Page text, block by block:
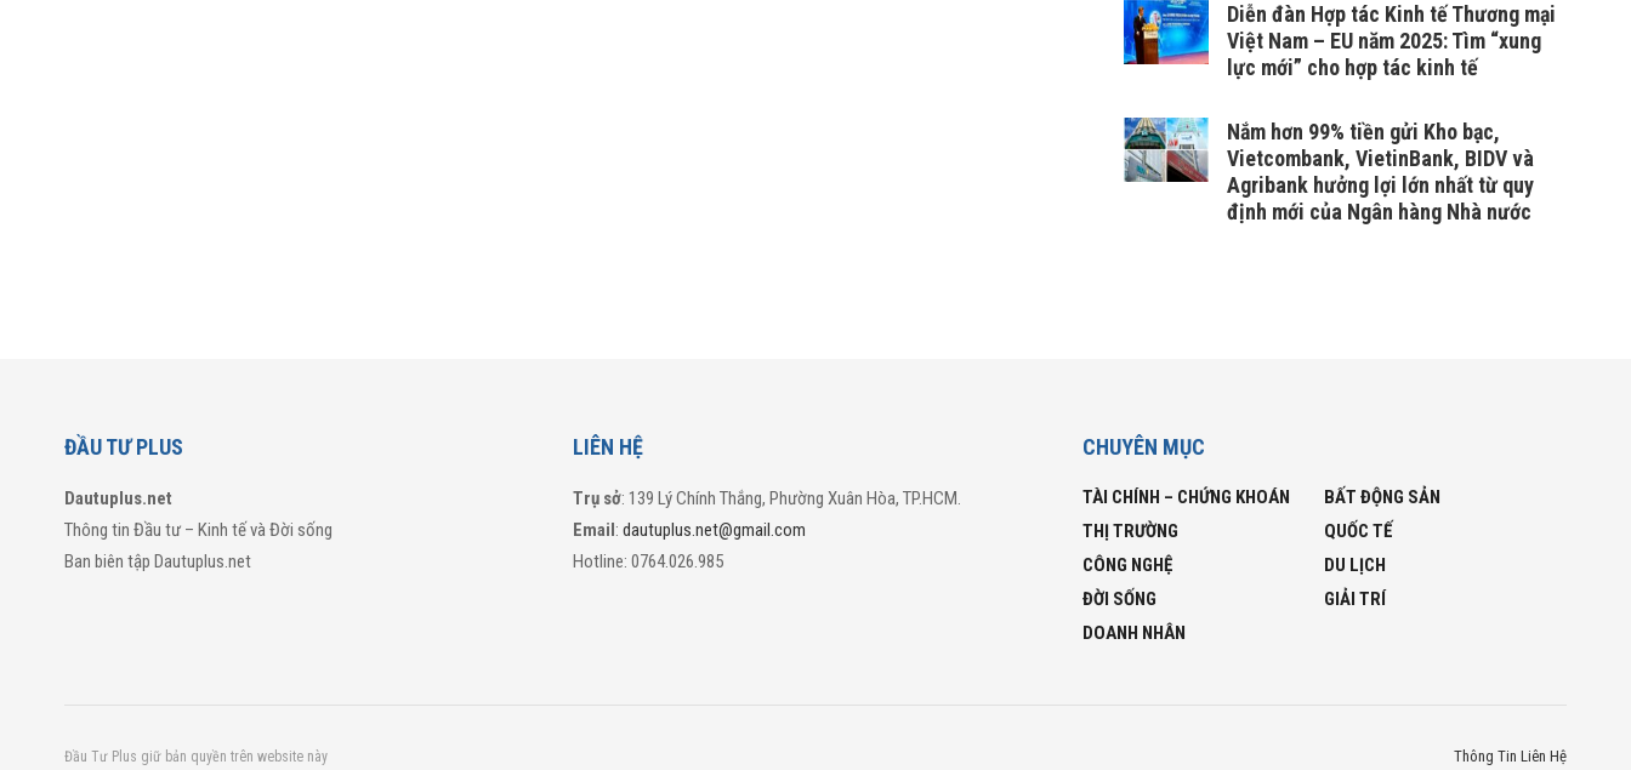
Diễn đàn Hợp tác Kinh tế Thương mại
Việt Nam – EU năm 2025: Tìm “xung
lực mới” cho hợp tác kinh tế
Nắm hơn 99% tiền gửi Kho bạc,
Vietcombank, VietinBank, BIDV và
Agribank hưởng lợi lớn nhất từ quy
định mới của Ngân hàng Nhà nước
ĐẦU TƯ PLUS
Dautuplus.net
Thông tin Đầu tư – Kinh tế và Đời sống
Ban biên tập Dautuplus.net
LIÊN HỆ
Trụ sở: 139 Lý Chính Thắng, Phường Xuân Hòa, TP.HCM.
Email:dautuplus.net@gmail.com
Hotline: 0764.026.985
CHUYÊN MỤC
TÀI CHÍNH – CHỨNG KHOÁN
BẤT ĐỘNG SẢN
THỊ TRƯỜNG
QUỐC TẾ
CÔNG NGHỆ
DU LỊCH
ĐỜI SỐNG
GIẢI TRÍ
DOANH NHÂN
Thông Tin Liên Hệ
Đầu Tư Plus giữ bản quyền trên website này